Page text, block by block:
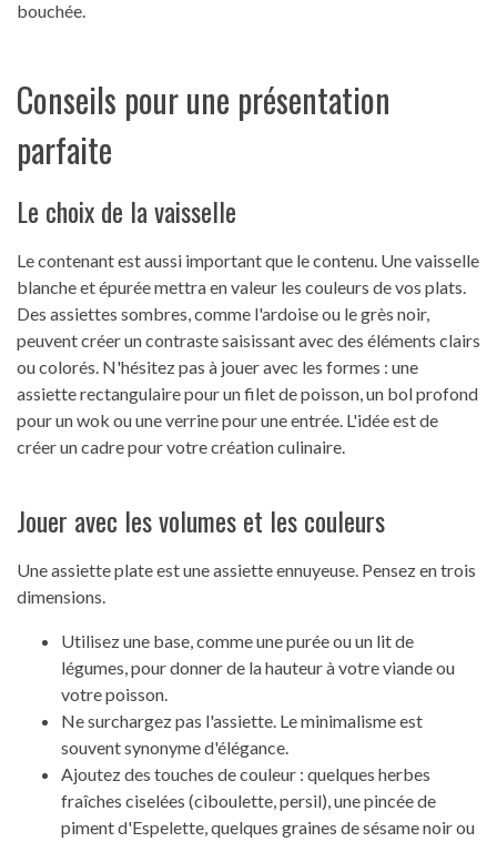
bouchée.
Conseils pour une présentation
parfaite
Le choix de la vaisselle
Le contenant est aussi important que le contenu. Une vaisselle
blanche et épurée mettra en valeur les couleurs de vos plats.
Des assiettes sombres, comme l'ardoise ou le grès noir,
peuvent créer un contraste saisissant avec des éléments clairs
ou colorés. N'hésitez pas à jouer avec les formes : une
assiette rectangulaire pour un filet de poisson, un bol profond
pour un wok ou une verrine pour une entrée. L'idée est de
créer un cadre pour votre création culinaire.
Jouer avec les volumes et les couleurs
Une assiette plate est une assiette ennuyeuse. Pensez en trois
dimensions.
Utilisez une base, comme une purée ou un lit de
légumes, pour donner de la hauteur à votre viande ou
votre poisson.
Ne surchargez pas l'assiette. Le minimalisme est
souvent synonyme d'élégance.
Ajoutez des touches de couleur : quelques herbes
fraîches ciselées (ciboulette, persil), une pincée de
piment d'Espelette, quelques graines de sésame noir ou